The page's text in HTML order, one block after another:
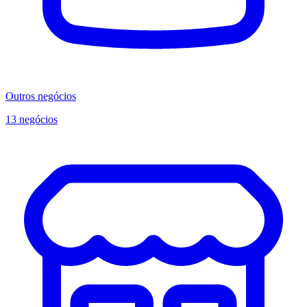
Outros negócios
13 negócios